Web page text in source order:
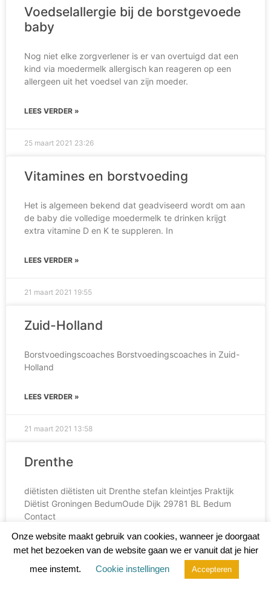
Voedselallergie bij de borstgevoede
baby
Nog niet elke zorgverlener is er van overtuigd dat een
kind via moedermelk allergisch kan reageren op een
allergeen uit het voedsel van zijn moeder.
LEES VERDER »
25 maart 2021 23:26
Vitamines en borstvoeding
Het is algemeen bekend dat geadviseerd wordt om aan
de baby die volledige moedermelk te drinken krijgt
extra vitamine D en K te suppleren. In
LEES VERDER »
21 maart 2021 19:55
Zuid-Holland
Borstvoedingscoaches Borstvoedingscoaches in Zuid-
Holland
LEES VERDER »
21 maart 2021 13:58
Drenthe
diëtisten diëtisten uit Drenthe stefan kleintjes Praktijk
Diëtist Groningen BedumOude Dijk 29781 BL Bedum
Contact
Onze website maakt gebruik van cookies, wanneer je doorgaat
met het bezoeken van de website gaan we er vanuit dat je hier
mee instemt.
Cookie instellingen Accepteren